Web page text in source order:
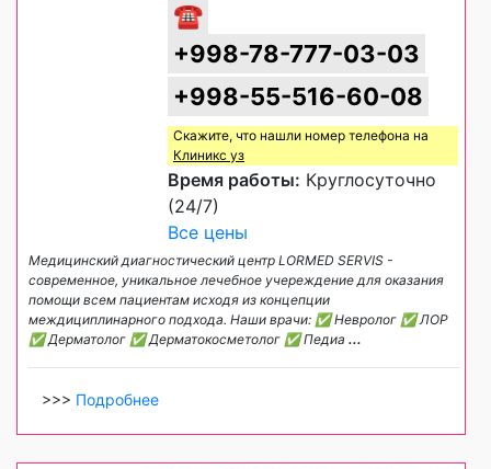
☎
+998-78-777-03-03
+998-55-516-60-08
Скажите, что нашли номер телефона на
Клиникс уз
Время работы: Круглосуточно
(24/7)
Все цены
Медицинский диагностический центр LORMED SERVIS -
современное, уникальное лечебное учереждение для оказания
помощи всем пациентам исходя из концепции
междициплинарного подхода. Наши врачи: ✅ Невролог ✅ ЛОР
✅ Дерматолог ✅ Дерматокосметолог ✅ Педиа ...
>>> Подробнее